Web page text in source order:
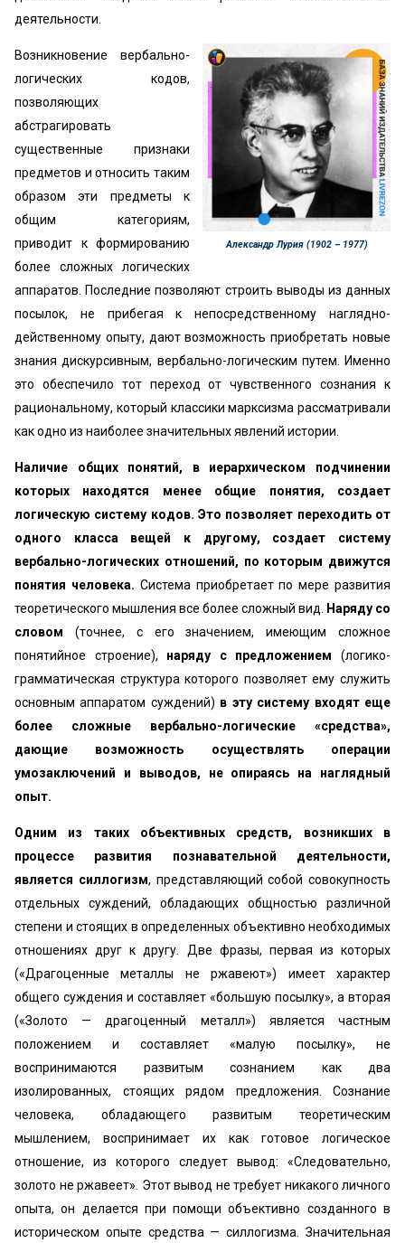
деятельности.
Александр Лурия (1902 – 1977)
Возникновение вербально-
логических кодов,
позволяющих
абстрагировать
существенные признаки
предметов и относить таким
образом эти предметы к
общим категориям,
приводит к формированию
более сложных логических
аппаратов. Последние позволяют строить выводы из данных
посылок, не прибегая к непосредственному наглядно-
действенному опыту, дают возможность приобретать новые
знания дискурсивным, вербально-логическим путем. Именно
это обеспечило тот переход от чувственного сознания к
рациональному, который классики марксизма рассматривали
как одно из наиболее значительных явлений истории.
Наличие общих понятий, в иерархическом подчинении
которых находятся менее общие понятия, создает
логическую систему кодов. Это позволяет переходить от
одного класса вещей к другому, создает систему
вербально-логических отношений, по которым движутся
понятия человека. Система приобретает по мере развития
теоретического мышления все более сложный вид.
Наряду со
словом (точнее, с его значением, имеющим сложное
понятийное строение), наряду с предложением (логико-
грамматическая структура которого позволяет ему служить
основным аппаратом суждений) в эту систему входят еще
более сложные вербально-логические «средства»,
дающие возможность осуществлять операции
умозаключений и выводов, не опираясь на наглядный
опыт.
Одним из таких объективных средств, возникших в
процессе развития познавательной деятельности,
является силлогизм, представляющий собой совокупность
отдельных суждений, обладающих общностью различной
степени и стоящих в определенных объективно необходимых
отношениях друг к другу. Две фразы, первая из которых
(«Драгоценные металлы не ржавеют») имеет характер
общего суждения и составляет «большую посылку», а вторая
(«Золото — драгоценный металл») является частным
положением и составляет «малую посылку», не
воспринимаются развитым сознанием как два
изолированных, стоящих рядом предложения. Сознание
человека, обладающего развитым теоретическим
мышлением, воспринимает их как готовое логическое
отношение, из которого следует вывод: «Следовательно,
золото не ржавеет». Этот вывод не требует никакого личного
опыта, он делается при помощи объективно созданного в
историческом опыте средства — силлогизма. Значительная